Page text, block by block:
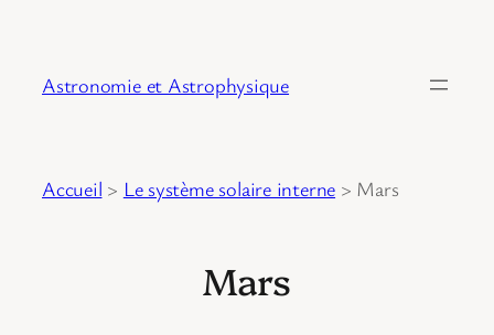
Astronomie et Astrophysique
Accueil > Le système solaire interne > Mars
Mars